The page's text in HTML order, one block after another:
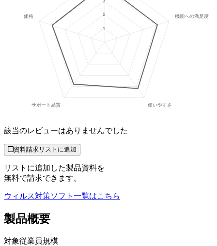
該当のレビューはありませんでした
資料請求リストに追加
リストに追加した製品資料を
無料で請求できます。
ウィルス対策ソフト 一覧はこちら
製品概要
対象従業員規模